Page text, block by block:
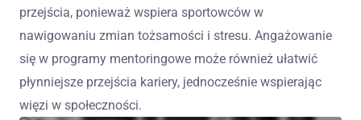
przejścia, ponieważ wspiera sportowców w
nawigowaniu zmian tożsamości i stresu. Angażowanie
się w programy mentoringowe może również ułatwić
płynniejsze przejścia kariery, jednocześnie wspierając
więzi w społeczności.